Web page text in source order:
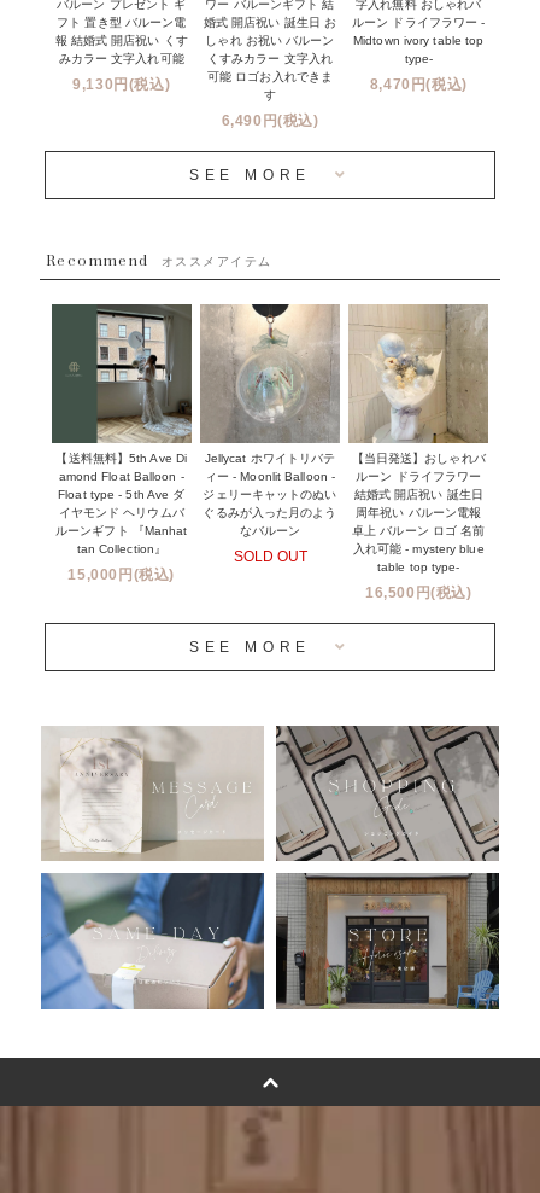
オプション
成人式・卒業式・入学式バルーンブーケ
クリスマス
新商品
~３０００円
~５５００円
１１０００円以上
NEW YORK MIND - ニューヨークスタイルバルーン
※コンフェッティバルーン -プリント内容-
フリンジバルーンについて
コンフェッティバルーンについて
ハワイウェディングサービス
企業・法人様
ウェディングコンフェッティバルーン特集
実店舗について -大阪 堀江店・名古屋 星ヶ丘店・滋賀 配送
センター店・沖縄 嘉手納基地店-
プリントサービス
前撮り写真バルーン特集
姉妹店＆関連ショップについて
安心のチャビーバルーン
おすすめ商品
バルーン自動販売機
浮くバルーンオーダーメイド - coming soonn -
卓上バルーンオーダーメイド
ムーンリットバルーンについて
その他オーダーメイド
バルーンフラワーブーケについて
プリントフォント詳細＆使用例
バルーン プレゼント ギ
フト 置き型 バルーン電
報 結婚式 開店祝い くす
みカラー 文字入れ可能
9,130円(税込)
ワー バルーンギフト 結
婚式 開店祝い 誕生日 お
しゃれ お祝い バルーン
くすみカラー 文字入れ
可能 ロゴお入れできま
す
6,490円(税込)
字入れ無料 おしゃれバ
ルーン ドライフラワー -
Midtown ivory table top
type-
8,470円(税込)
SEE MORE
Recommend オススメアイテム
【送料無料】5th Ave Di
amond Float Balloon -
Float type - 5th Ave ダ
イヤモンド ヘリウムバ
ルーンギフト 『Manhat
tan Collection』
15,000円(税込)
Jellycat ホワイトリバテ
ィー - Moonlit Balloon -
ジェリーキャットのぬい
ぐるみが入った月のよう
なバルーン
SOLD OUT
【当日発送】おしゃれバ
ルーン ドライフラワー
結婚式 開店祝い 誕生日
周年祝い バルーン電報
卓上 バルーン ロゴ 名前
入れ可能 - mystery blue
table top type-
16,500円(税込)
SEE MORE